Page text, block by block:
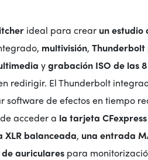
ideal para crear un estudio
multivisión, Thunderbolt
ygrabación ISO de las
redirigir. El Thunderbolt
software de efectos en tiempo
acceder a la tarjeta CFexpress
XLR balanceada, una entrada
auriculares para